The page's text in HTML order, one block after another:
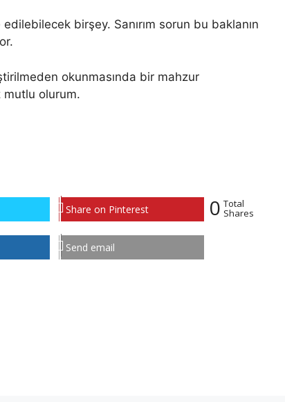
birşey. Sanırım sorun bu baklanın
okunmasında bir mahzur
mutlu olurum.
Share on Pinterest
Send email
0 Total
Shares